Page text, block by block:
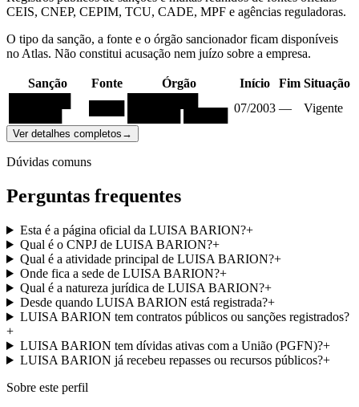
CEIS, CNEP, CEPIM, TCU, CADE, MPF e agências reguladoras.
O tipo da sanção, a fonte e o órgão sancionador ficam disponíveis
no Atlas. Não constitui acusação nem juízo sobre a empresa.
Sanção Fonte Órgão Início Fim Situação
07/2003 — Vigente
Ver detalhes completos →
Dúvidas comuns
Perguntas frequentes
Esta é a página oficial da LUISA BARION?+
Qual é o CNPJ de LUISA BARION?+
Qual é a atividade principal de LUISA BARION?+
Onde fica a sede de LUISA BARION?+
Qual é a natureza jurídica de LUISA BARION?+
Desde quando LUISA BARION está registrada?+
LUISA BARION tem contratos públicos ou sanções registrados?
+
LUISA BARION tem dívidas ativas com a União (PGFN)?+
LUISA BARION já recebeu repasses ou recursos públicos?+
Sobre este perfil